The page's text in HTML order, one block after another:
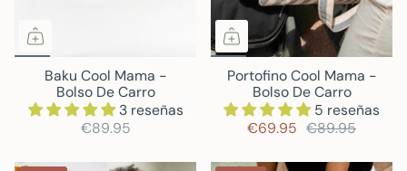
Baku Cool Mama -
Bolso De Carro
3 reseñas
€89.95
Portofino Cool Mama -
Bolso De Carro
5 reseñas
€69.95 €89.95